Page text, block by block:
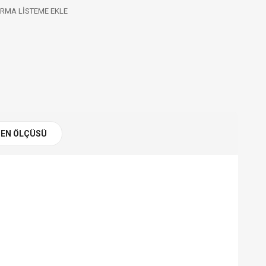
LISTEME EKLE
ÖLÇÜSÜ